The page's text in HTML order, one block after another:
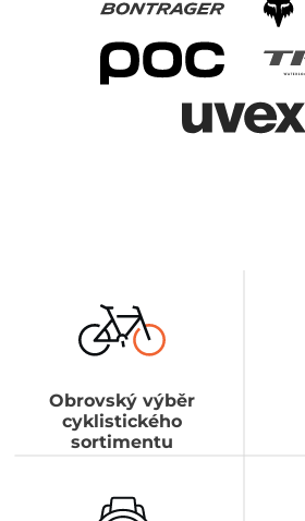
Obrovský výběr
cyklistického
sortimentu